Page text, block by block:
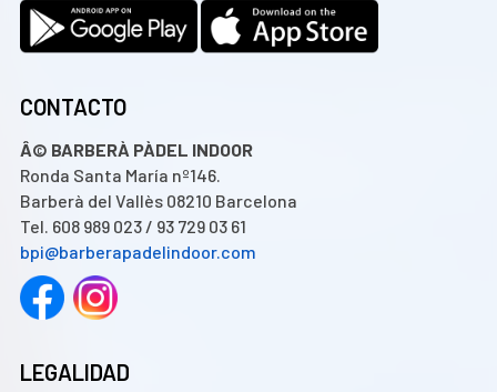
CONTACTO
Â© BARBERÀ PÀDEL INDOOR
Ronda Santa María nº146.
Barberà del Vallès 08210 Barcelona
Tel. 608 989 023 / 93 729 03 61
bpi@barberapadelindoor.com
LEGALIDAD